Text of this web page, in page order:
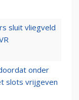
sluit vliegveld
onder
slots vrijgeven